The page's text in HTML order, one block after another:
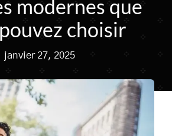
LUGGAGE SETS & CARRY-ON
modernes que
choisir
janvier 27, 2025